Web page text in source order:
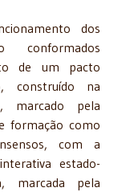
dos
de um pacto
construído na
marcado pela
formação como
com a
estado-
marcada pela